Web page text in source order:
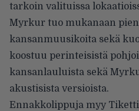
tarkoin valituissa
Myrkur tuo mukanaan
kansanmuusikoita sekä
koostuu perinteisistä
kansanlauluista sekä
akustisista versioista.
Ennakkolippuja myy